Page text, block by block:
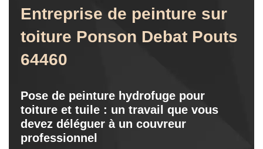
Entreprise de peinture sur
toiture Ponson Debat Pouts
64460
Pose de peinture hydrofuge pour
toiture et tuile : un travail que vous
devez déléguer à un couvreur
professionnel